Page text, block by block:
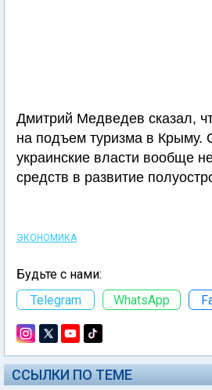
Дмитрий Медведев сказал,
на подъем туризма в Крыму.
украинские власти вообще
средств в развитие
ЭКОНОМИКА
Будьте с нами:
Telegram
WhatsApp
ССЫЛКИ ПО ТЕМЕ